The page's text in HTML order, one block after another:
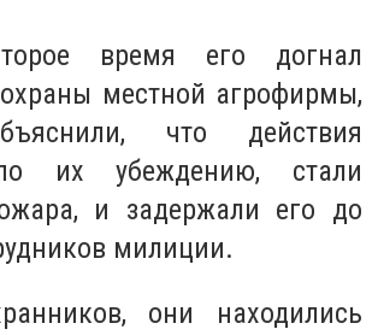
время его догнал
местной агрофирмы,
что действия
их убеждению, стали
и задержали его до
милиции.
они находились